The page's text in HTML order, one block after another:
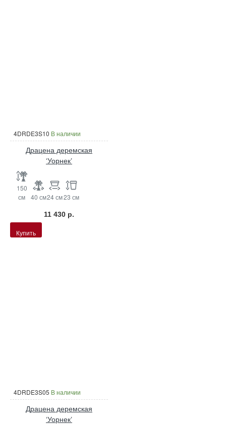
4DRDE3S10 В наличии
Драцена деремская
‘Уорнек’
150
см
40 см24 см23 см
11 430 р.
Купить
4DRDE3S05 В наличии
Драцена деремская
‘Уорнек’